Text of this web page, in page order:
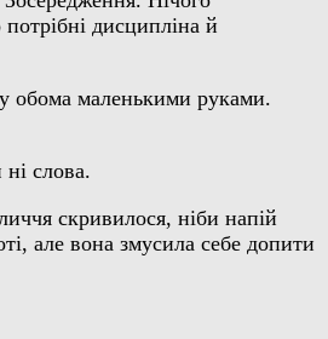
дисципліна й
обома маленькими руками.
слова.
скривилося, ніби напій
але вона змусила себе допити